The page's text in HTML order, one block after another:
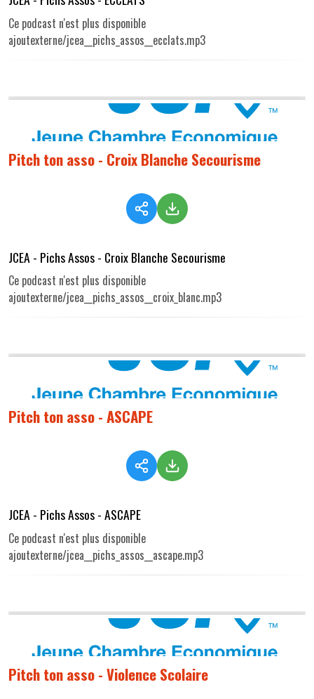
Ce podcast n'est plus disponible
ajoutexterne/jcea__pichs_assos__ecclats.mp3
Pitch ton asso - Croix Blanche Secourisme
JCEA - Pichs Assos - Croix Blanche Secourisme
Ce podcast n'est plus disponible
ajoutexterne/jcea__pichs_assos__croix_blanc.mp3
Pitch ton asso - ASCAPE
JCEA - Pichs Assos - ASCAPE
Ce podcast n'est plus disponible
ajoutexterne/jcea__pichs_assos__ascape.mp3
Pitch ton asso - Violence Scolaire